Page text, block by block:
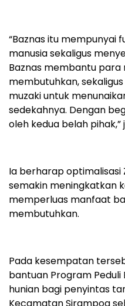
“Baznas itu mempunyai
manusia sekaligus
Baznas membantu para
membutuhkan,
muzaki untuk
sedekahnya. Dengan
oleh kedua belah pihak,”
Ia berharap optimalisasi
semakin meningkatkan
memperluas manfaat
membutuhkan.
Pada kesempatan
bantuan Program
hunian bagi penyintas